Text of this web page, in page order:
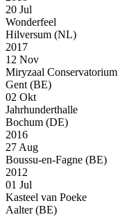
20 Jul
Wonderfeel
Hilversum (NL)
2017
12 Nov
Miryzaal Conservatorium
Gent (BE)
02 Okt
Jahrhunderthalle
Bochum (DE)
2016
27 Aug
Boussu-en-Fagne (BE)
2012
01 Jul
Kasteel van Poeke
Aalter (BE)